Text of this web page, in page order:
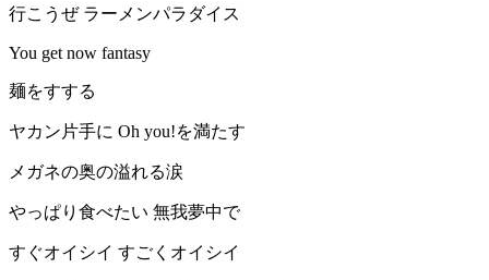
行こうぜ ラーメンパラダイス
You get now fantasy
麺をすする
ヤカン片手に Oh you!を満たす
メガネの奥の溢れる涙
やっぱり食べたい 無我夢中で
すぐオイシイ すごくオイシイ